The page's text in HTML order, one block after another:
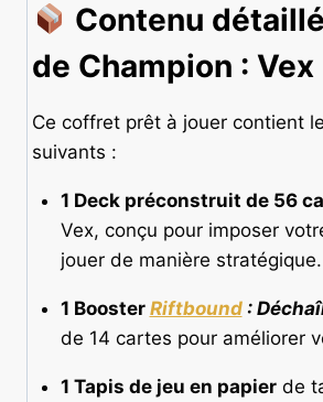
Contenu
de Champion : Vex
Ce coffret prêt à jouer contient
suivants :
1 Deck préconstruit de 56
Vex, conçu pour imposer
jouer de manière stratégique.
1 Booster Riftbound:
de 14 cartes pour améliorer
1 Tapis de jeu en papierde